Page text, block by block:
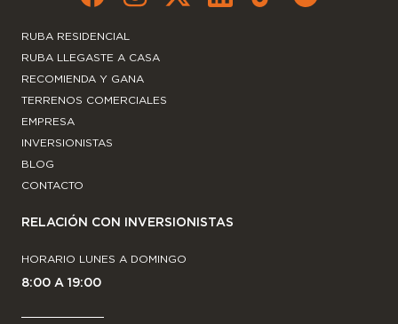
RUBA RESIDENCIAL
RUBA LLEGASTE A CASA
RECOMIENDA Y GANA
TERRENOS COMERCIALES
EMPRESA
INVERSIONISTAS
BLOG
CONTACTO
RELACIÓN CON INVERSIONISTAS
HORARIO LUNES A DOMINGO
8:00 A 19:00